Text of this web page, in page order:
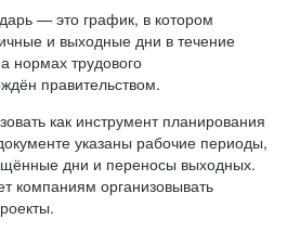
— это график, в котором
и выходные дни в течение
нормах трудового
правительством.
как инструмент планирования
указаны рабочие периоды,
дни и переносы выходных.
компаниям организовывать